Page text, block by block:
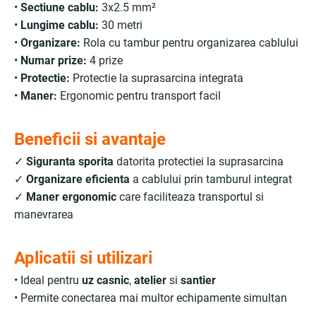
• Sectiune cablu: 3x2.5 mm²
• Lungime cablu: 30 metri
• Organizare: Rola cu tambur pentru organizarea cablului
• Numar prize: 4 prize
• Protectie: Protectie la suprasarcina integrata
• Maner: Ergonomic pentru transport facil
Beneficii si avantaje
✓ Siguranta sporita datorita protectiei la suprasarcina
✓ Organizare eficienta a cablului prin tamburul integrat
✓ Maner ergonomic care faciliteaza transportul si
manevrarea
Aplicatii si utilizari
• Ideal pentru uz casnic, atelier si santier
• Permite conectarea mai multor echipamente simultan